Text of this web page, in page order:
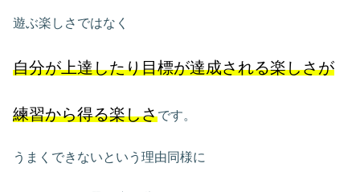
遊ぶ楽しさではなく
自分が上達したり目標が達成される楽しさが
練習から得る楽しさです。
うまくできないという理由同様に